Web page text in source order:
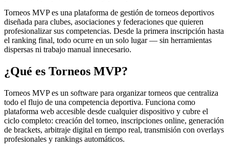
Torneos MVP es una plataforma de gestión de torneos deportivos
diseñada para clubes, asociaciones y federaciones que quieren
profesionalizar sus competencias. Desde la primera inscripción hasta
el ranking final, todo ocurre en un solo lugar — sin herramientas
dispersas ni trabajo manual innecesario.
¿Qué es Torneos MVP?
Torneos MVP es un software para organizar torneos que centraliza
todo el flujo de una competencia deportiva. Funciona como
plataforma web accesible desde cualquier dispositivo y cubre el
ciclo completo: creación del torneo, inscripciones online, generación
de brackets, arbitraje digital en tiempo real, transmisión con overlays
profesionales y rankings automáticos.